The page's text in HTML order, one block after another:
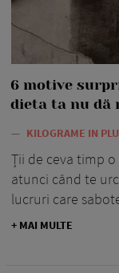
6 motive
dieta ta nu dă
— KILOGRAME IN
Ții de ceva timp
atunci când te
lucruri care
+ MAI MULTE